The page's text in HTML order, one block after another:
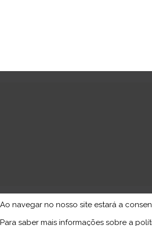
Ao navegar no nosso site estará a
Para saber mais informações sobre a